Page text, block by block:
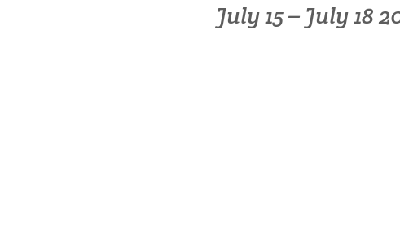
July 15 – July 18